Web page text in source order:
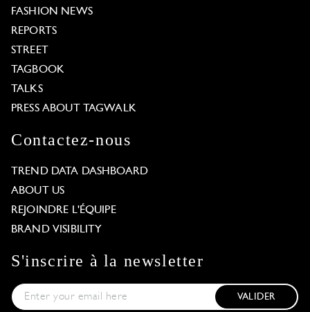
FASHION NEWS
REPORTS
STREET
TAGBOOK
TALKS
PRESS ABOUT TAGWALK
Contactez-nous
TREND DATA DASHBOARD
ABOUT US
REJOINDRE L'ÉQUIPE
BRAND VISIBILITY
S'inscrire à la newsletter
VALIDER